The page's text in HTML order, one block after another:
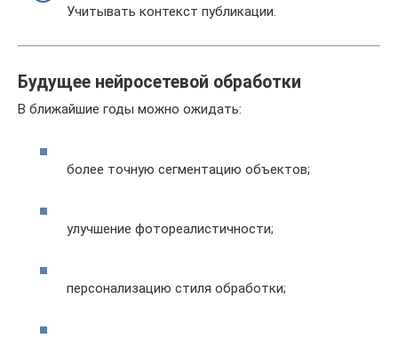
Учитывать контекст публикации.
Будущее нейросетевой обработки
В ближайшие годы можно ожидать:
более точную сегментацию объектов;
улучшение фотореалистичности;
персонализацию стиля обработки;